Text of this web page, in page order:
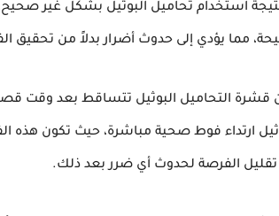
استخدام تحاميل البوثيل بشكل غير
مما يؤدي إلى حدوث أضرار بدلاً من تحقيق
قشرة التحاميل البوثيل تتساقط بعد وقت
ارتداء فوط صحية مباشرة، حيث تكون هذه
تقليل الفرصة لحدوث أي ضرر بعد ذلك.